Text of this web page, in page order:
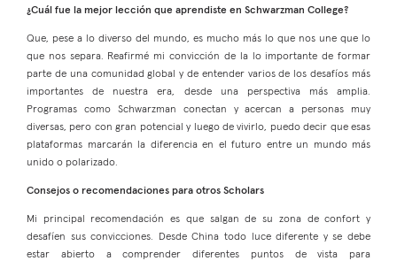
¿Cuál fue la mejor lección que aprendiste en Schwarzman College?
Que, pese a lo diverso del mundo, es mucho más lo que nos une que lo
que nos separa. Reafirmé mi convicción de la lo importante de formar
parte de una comunidad global y de entender varios de los desafíos más
importantes de nuestra era, desde una perspectiva más amplia.
Programas como Schwarzman conectan y acercan a personas muy
diversas, pero con gran potencial y luego de vivirlo, puedo decir que esas
plataformas marcarán la diferencia en el futuro entre un mundo más
unido o polarizado.
Consejos o recomendaciones para otros Scholars
Mi principal recomendación es que salgan de su zona de confort y
desafíen sus convicciones. Desde China todo luce diferente y se debe
estar abierto a comprender diferentes puntos de vista para